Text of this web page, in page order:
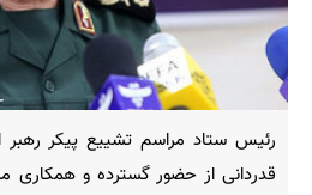
رئیس ستاد مراسم تشییع پیکر رهبر
قدردانی از حضور گسترده و همکاری